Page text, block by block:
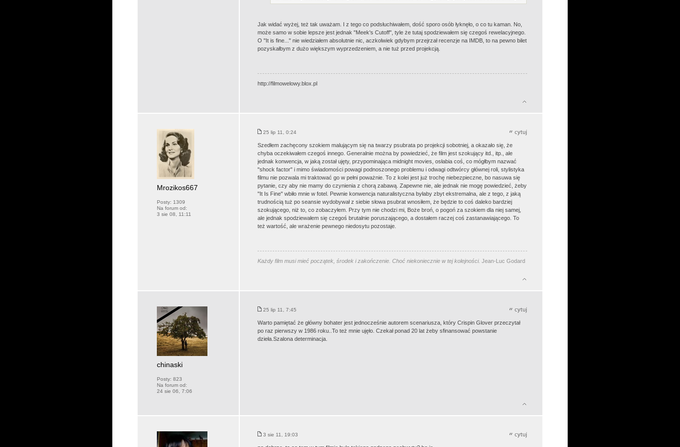
Jak widać wyżej, też tak uważam. I z tego co podsłuchiwałem, dość sporo osób łyknęło, o co tu kaman. No,
może samo w sobie lepsze jest jednak "Meek's Cutoff", tyle że tutaj spodziewałem się czegoś rewelacyjnego.
O "It is fine..." nie wiedziałem absolutnie nic, aczkolwiek gdybym przejrzał recenzje na IMDB, to na pewno bilet
pozyskałbym z dużo większym wyprzedzeniem, a nie tuż przed projekcją.
http://filmowelowy.blox.pl
Mrozikos667
Posty: 1309
Na forum od:
3 sie 08, 11:11
25 lip 11, 0:24
Szedłem zachęcony szokiem malującym się na twarzy psubrata po projekcji sobotniej, a okazało się, że
chyba oczekiwałem czegoś innego. Generalnie można by powiedzieć, że film jest szokujący itd., itp., ale
jednak konwencja, w jaką został ujęty, przypominająca midnight movies, osłabia coś, co mógłbym nazwać
"shock factor" i mimo świadomości powagi podnoszonego problemu i odwagi odtwórcy głównej roli, stylistyka
filmu nie pozwala mi traktować go w pełni poważnie. To z kolei jest już trochę niebezpieczne, bo nasuwa się
pytanie, czy aby nie mamy do czynienia z chorą zabawą. Zapewne nie, ale jednak nie mogę powiedzieć, żeby
"It Is Fine" wbiło mnie w fotel. Pewnie konwencja naturalistyczna byłaby zbyt ekstremalna, ale z tego, z jaką
trudnością tuż po seansie wydobywał z siebie słowa psubrat wnosiłem, że będzie to coś daleko bardziej
szokującego, niż to, co zobaczyłem. Przy tym nie chodzi mi, Boże broń, o pogoń za szokiem dla niej samej,
ale jednak spodziewałem się czegoś brutalnie poruszającego, a dostałem raczej coś zastanawiającego. To
też wartość, ale wrażenie pewnego niedosytu pozostaje.
Każdy film musi mieć początek, środek i zakończenie. Choć niekoniecznie w tej kolejności. Jean-Luc Godard
chinaski
Posty: 823
Na forum od:
24 sie 06, 7:06
25 lip 11, 7:45
Warto pamiętać że główny bohater jest jednocześnie autorem scenariusza, który Crispin Glover przeczytał
po raz pierwszy w 1986 roku..To też mnie ujęło. Czekał ponad 20 lat żeby sfinansować powstanie
dzieła.Szalona determinacja.
3 sie 11, 19:03